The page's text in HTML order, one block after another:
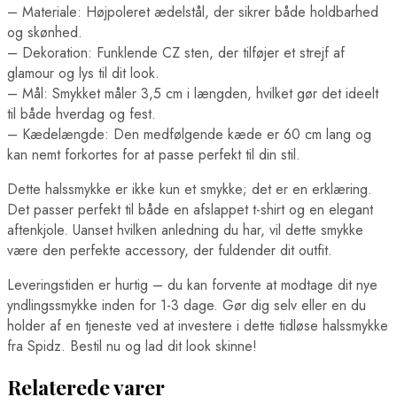
– Materiale: Højpoleret ædelstål, der sikrer både holdbarhed
og skønhed.
– Dekoration: Funklende CZ sten, der tilføjer et strejf af
glamour og lys til dit look.
– Mål: Smykket måler 3,5 cm i længden, hvilket gør det ideelt
til både hverdag og fest.
– Kædelængde: Den medfølgende kæde er 60 cm lang og
kan nemt forkortes for at passe perfekt til din stil.
Dette halssmykke er ikke kun et smykke; det er en erklæring.
Det passer perfekt til både en afslappet t-shirt og en elegant
aftenkjole. Uanset hvilken anledning du har, vil dette smykke
være den perfekte accessory, der fuldender dit outfit.
Leveringstiden er hurtig – du kan forvente at modtage dit nye
yndlingssmykke inden for 1-3 dage. Gør dig selv eller en du
holder af en tjeneste ved at investere i dette tidløse halssmykke
fra Spidz. Bestil nu og lad dit look skinne!
Relaterede varer